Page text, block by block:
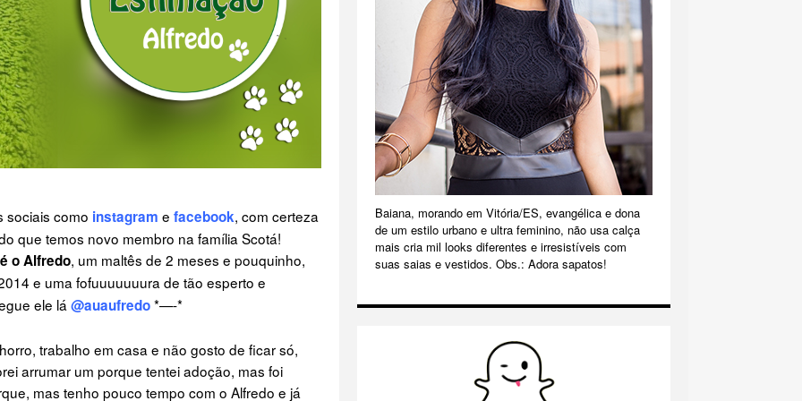
sociais como instagram e facebook, com certeza
que temos novo membro na família Scotá!
o Alfredo, um maltês de 2 meses e pouquinho,
e uma fofuuuuuuura de tão esperto e
ele lá @auaufredo*—-*
trabalho em casa e não gosto de ficar só,
arrumar um porque tentei adoção, mas foi
mas tenho pouco tempo com o Alfredo e já
Baiana, morando em Vitória/ES, evangélica e dona
de um estilo urbano e ultra feminino, não usa calça
mais cria mil looks diferentes e irresistíveis com
suas saias e vestidos. Obs.: Adora sapatos!